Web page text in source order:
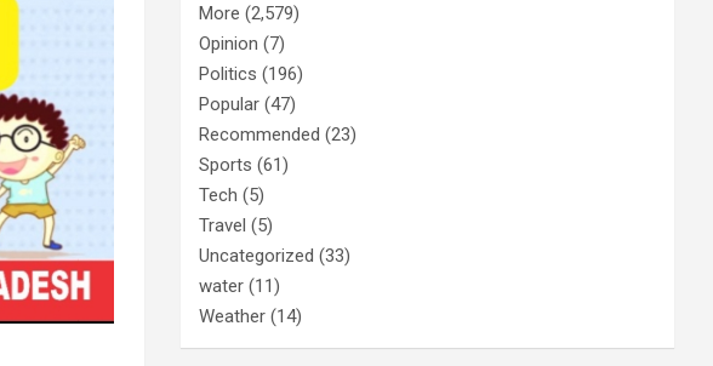
More (2,579)
Opinion (7)
Politics (196)
Popular (47)
Recommended (23)
Sports (61)
Tech (5)
Travel (5)
Uncategorized (33)
water (11)
Weather (14)